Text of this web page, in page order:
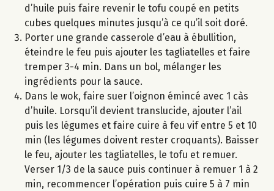
d’huile puis faire revenir le tofu coupé en petits
cubes quelques minutes jusqu’à ce qu’il soit doré.
Porter une grande casserole d’eau à ébullition,
éteindre le feu puis ajouter les tagliatelles et faire
tremper 3-4 min. Dans un bol, mélanger les
ingrédients pour la sauce.
Dans le wok, faire suer l’oignon émincé avec 1 càs
d’huile. Lorsqu’il devient translucide, ajouter l’ail
puis les légumes et faire cuire à feu vif entre 5 et 10
min (les légumes doivent rester croquants). Baisser
le feu, ajouter les tagliatelles, le tofu et remuer.
Verser 1/3 de la sauce puis continuer à remuer 1 à 2
min, recommencer l’opération puis cuire 5 à 7 min